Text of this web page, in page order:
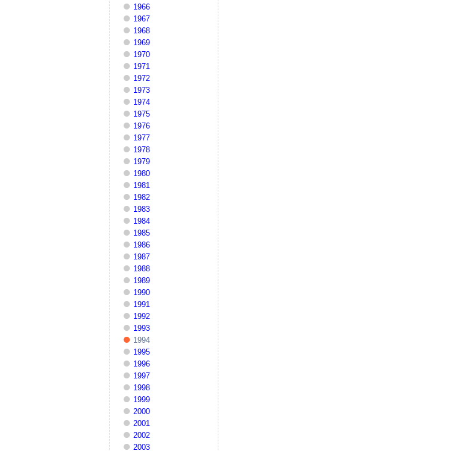
1966
1967
1968
1969
1970
1971
1972
1973
1974
1975
1976
1977
1978
1979
1980
1981
1982
1983
1984
1985
1986
1987
1988
1989
1990
1991
1992
1993
1994
1995
1996
1997
1998
1999
2000
2001
2002
2003